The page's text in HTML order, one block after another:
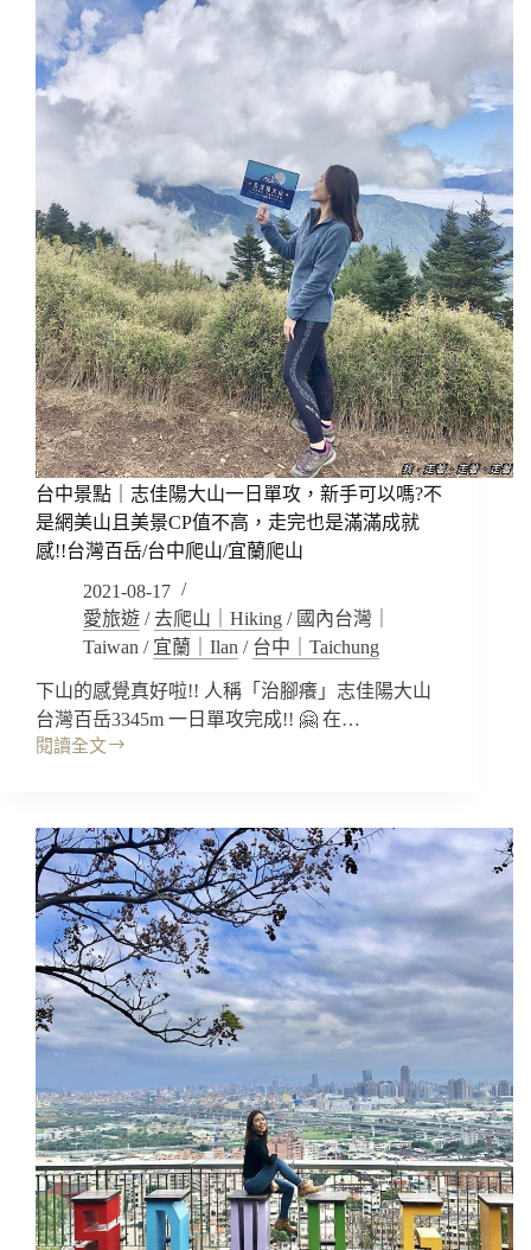
台中景點｜志佳陽大山一日單攻，新手可以嗎?不
是網美山且美景CP值不高，走完也是滿滿成就
感!!台灣百岳/台中爬山/宜蘭爬山
2021-08-17
愛旅遊 /去爬山｜Hiking / 國內台灣｜
Taiwan / 宜蘭｜Ilan / 台中｜Taichung
下山的感覺真好啦!! 人稱「治腳癢」志佳陽大山
台灣百岳3345m 一日單攻完成!! 🤗 在…
閱讀全文
台
點
｜
志
佳
大
山
一
日
新
手
可
以
嗎?
不